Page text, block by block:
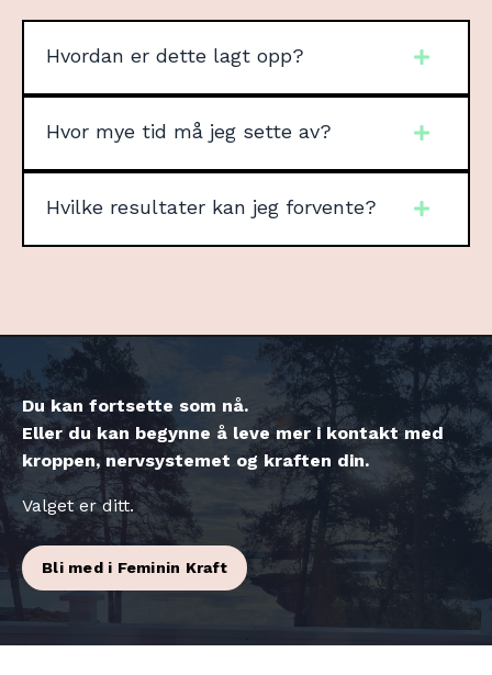
Hvordan er dette lagt opp?
Hvor mye tid må jeg sette av?
Hvilke resultater kan jeg forvente?
Du kan fortsette som nå.
Eller du kan begynne å leve mer i kontakt med
kroppen, nervsystemet og kraften din.
Valget er ditt.
Bli med i Feminin Kraft